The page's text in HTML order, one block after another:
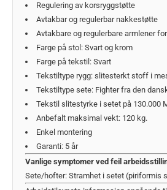
Regulering av korsryggstøtte
Avtakbar og regulerbar nakkestøtte
Avtakbare og regulerbare armlener
Farge på stol: Svart og krom
Farge på tekstil: Svart
Tekstiltype rygg: slitesterkt stoff i
Tekstiltype sete: Fighter fra den
Tekstil slitestyrke i setet på 130.000
Anbefalt maksimal vekt: 120 kg.
Enkel montering
Garanti: 5 år
Vanlige symptomer ved feil
Sete/hofter: Stramhet i setet (piriformis